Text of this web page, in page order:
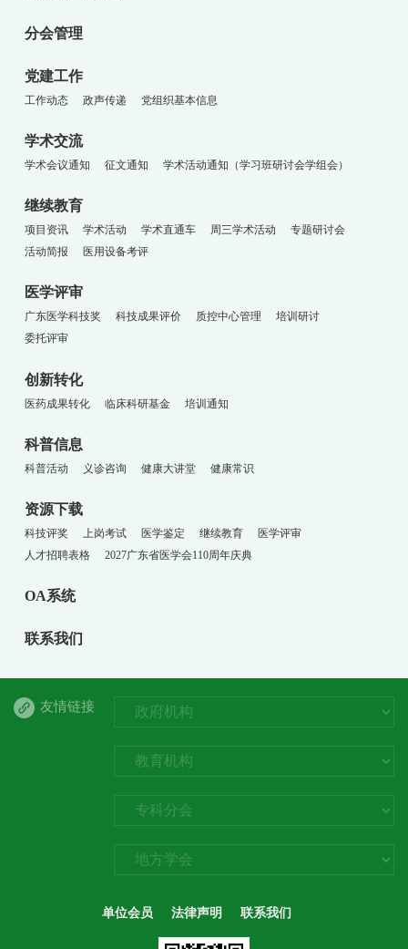
分会管理
党建工作
工作动态 政声传递 党组织基本信息
学术交流
学术会议通知 征文通知 学术活动通知（学习班研讨会学组会）
继续教育
项目资讯 学术活动 学术直通车 周三学术活动
专题研讨会
活动简报
医用设备考评
医学评审
广东医学科技奖 科技成果评价 质控中心管理
培训研讨
委托评审
创新转化
医药成果转化 临床科研基金 培训通知
科普信息
科普活动 义诊咨询 健康大讲堂 健康常识
资源下载
科技评奖 上岗考试 医学鉴定 继续教育
医学评审
人才招聘表格
2027广东省医学会110周年庆典
OA系统
联系我们
友情链接
单位会员 法律声明 联系我们